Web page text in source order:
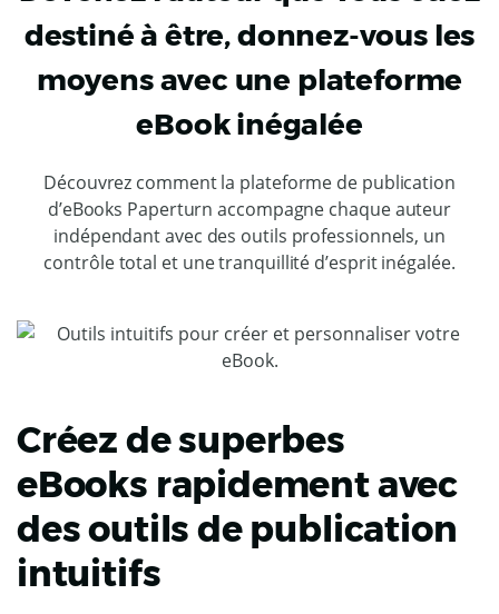
destiné à être, donnez-vous les
moyens avec une plateforme
eBook inégalée
Découvrez comment la plateforme de publication
d’eBooks Paperturn accompagne chaque auteur
indépendant avec des outils professionnels, un
contrôle total et une tranquillité d’esprit inégalée.
Créez de superbes
eBooks rapidement avec
des outils de publication
intuitifs